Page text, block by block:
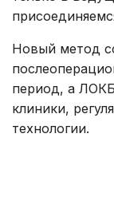
Новый метод
период, а
клиники,
технологии.